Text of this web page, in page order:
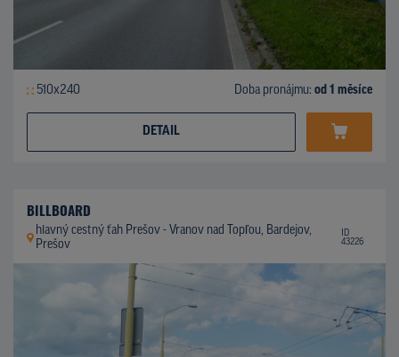
510x240 Doba pronájmu: od 1 měsíce
DETAIL
BILLBOARD
hlavný cestný ťah Prešov - Vranov nad Topľou, Bardejov,
Prešov
ID
43226